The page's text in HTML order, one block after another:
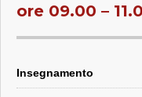
ore 09.00 –